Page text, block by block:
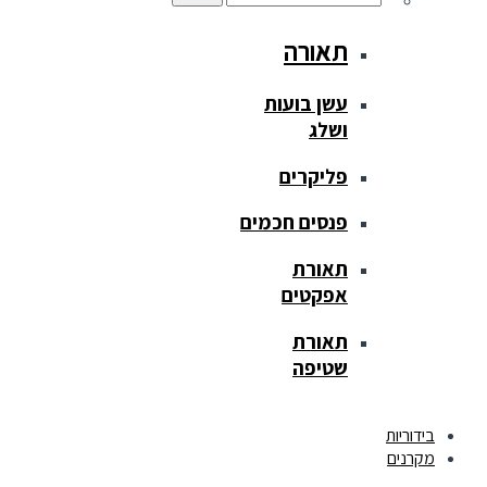
תאורה
עשן בועות
ושלג
פליקרים
פנסים חכמים
תאורת
אפקטים
תאורת
שטיפה
בידוריות
מקרנים